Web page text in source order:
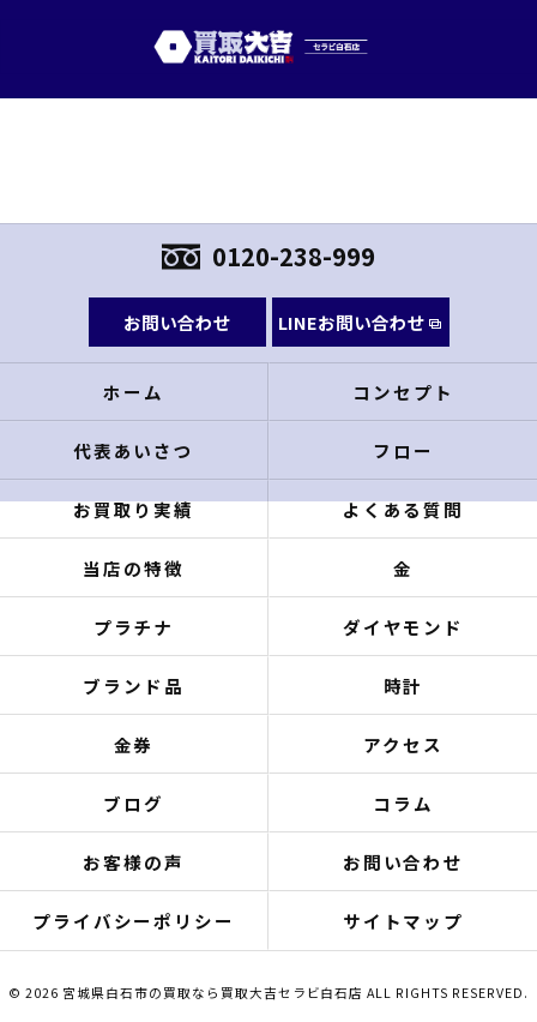
0120-238-999
お問い合わせ LINEお問い合わせ
ホーム コンセプト
代表あいさつ フロー
お買取り実績 よくある質問
当店の特徴 金
プラチナ ダイヤモンド
ブランド品 時計
金券 アクセス
ブログ コラム
お客様の声 お問い合わせ
プライバシーポリシー サイトマップ
© 2026 宮城県白石市の買取なら買取大吉セラビ白石店 ALL RIGHTS RESERVED.